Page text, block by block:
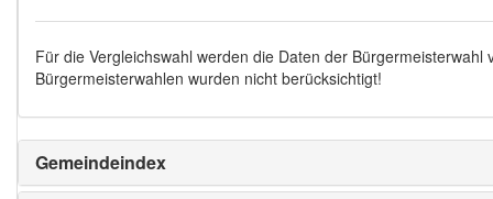
Für die Vergleichswahl werden die Daten der Bürgermeisterwahl
Bürgermeisterwahlen wurden nicht berücksichtigt!
Gemeindeindex